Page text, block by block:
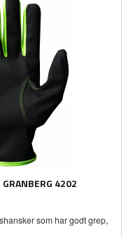
4202
som har godt grep,